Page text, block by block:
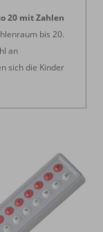
20 mit Zahlen
bis 20.
an
sich die Kinder